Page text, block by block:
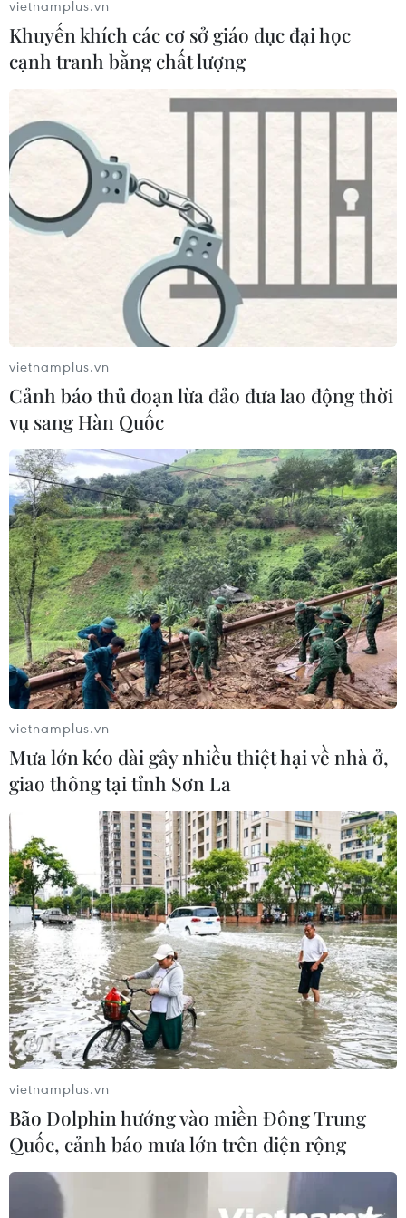
#giá vàng châu Á #đồng USD
#chứng khoán châu Á
#thị trường
Nhật Bản
Trung Quốc
Theo dõi VietnamPlus
TIN LIÊN QUAN
Chứng khoán thế giới phân mảnh sau khi
giá dầu chạm đỉnh 10 tháng
20/09/2023 01:50
Chứng khoán toàn cầu đi ngược chiều nhau trong phiên
19/9 trước khi Fed công bố quyết định lãi suất trong bối
cảnh giá dầu chạm mức “đỉnh” mới của nhiều tháng
trước khi quay đầu giảm.
vietnamplus.vn
Khuyến khích các cơ sở giáo dục đại học
cạnh tranh bằng chất lượng
vietnamplus.vn
Cảnh báo thủ đoạn lừa đảo đưa lao động thời
vụ sang Hàn Quốc
vietnamplus.vn
Mưa lớn kéo dài gây nhiều thiệt hại về nhà ở,
giao thông tại tỉnh Sơn La
vietnamplus.vn
Bão Dolphin hướng vào miền Đông Trung
Quốc, cảnh báo mưa lớn trên diện rộng